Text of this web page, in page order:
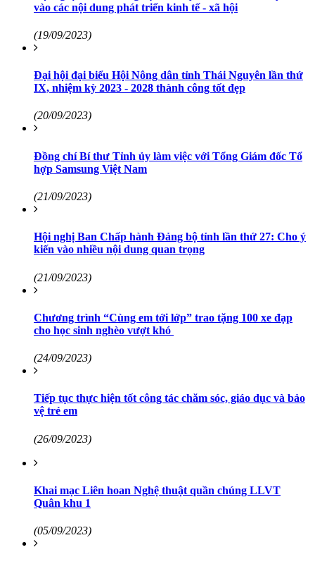
vào các nội dung phát triển kinh tế - xã hội
(19/09/2023)
Đại hội đại biểu Hội Nông dân tỉnh Thái Nguyên lần thứ
IX, nhiệm kỳ 2023 - 2028 thành công tốt đẹp
(20/09/2023)
Đồng chí Bí thư Tỉnh ủy làm việc với Tổng Giám đốc Tổ
hợp Samsung Việt Nam
(21/09/2023)
Hội nghị Ban Chấp hành Đảng bộ tỉnh lần thứ 27: Cho ý
kiến vào nhiều nội dung quan trọng
(21/09/2023)
Chương trình “Cùng em tới lớp” trao tặng 100 xe đạp
cho học sinh nghèo vượt khó
(24/09/2023)
Tiếp tục thực hiện tốt công tác chăm sóc, giáo dục và bảo
vệ trẻ em
(26/09/2023)
Khai mạc Liên hoan Nghệ thuật quần chúng LLVT
Quân khu 1
(05/09/2023)